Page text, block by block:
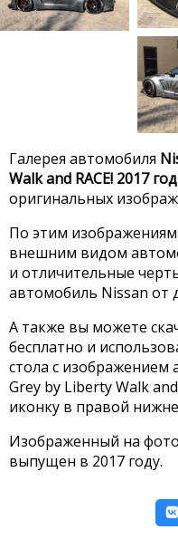
Галерея автомобиля
Walk and RACE! 2017
оригинальных
По этим
внешним видом
и отличительные
автомобиль Nissan от
А также вы можете
бесплатно и
стола с изображением
Grey by Liberty Walk
иконку в правой
Изображенный на
выпущен в 2017 году.